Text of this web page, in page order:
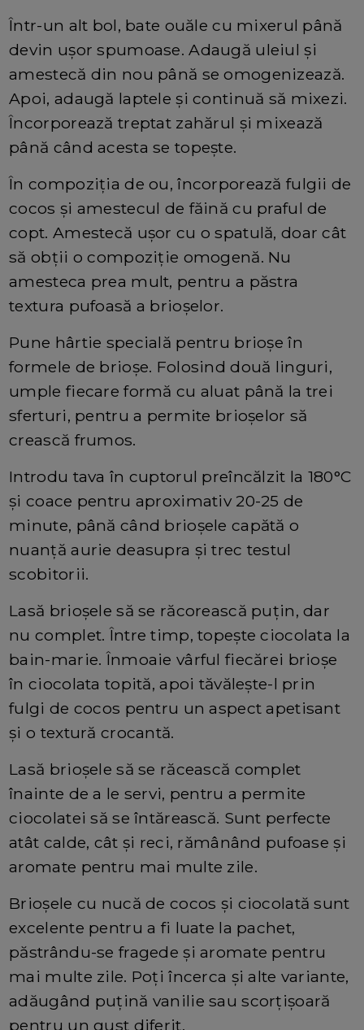
Într-un alt bol, bate ouăle cu mixerul până
devin ușor spumoase. Adaugă uleiul și
amestecă din nou până se omogenizează.
Apoi, adaugă laptele și continuă să mixezi.
Încorporează treptat zahărul și mixează
până când acesta se topește.
În compoziția de ou, încorporează fulgii de
cocos și amestecul de făină cu praful de
copt. Amestecă ușor cu o spatulă, doar cât
să obții o compoziție omogenă. Nu
amesteca prea mult, pentru a păstra
textura pufoasă a brioșelor.
Pune hârtie specială pentru brioșe în
formele de brioșe. Folosind două linguri,
umple fiecare formă cu aluat până la trei
sferturi, pentru a permite brioșelor să
crească frumos.
Introdu tava în cuptorul preîncălzit la 180°C
și coace pentru aproximativ 20-25 de
minute, până când brioșele capătă o
nuanță aurie deasupra și trec testul
scobitorii.
Lasă brioșele să se răcorească puțin, dar
nu complet. Între timp, topește ciocolata la
bain-marie. Înmoaie vârful fiecărei brioșe
în ciocolata topită, apoi tăvălește-l prin
fulgi de cocos pentru un aspect apetisant
și o textură crocantă.
Lasă brioșele să se răcească complet
înainte de a le servi, pentru a permite
ciocolatei să se întărească. Sunt perfecte
atât calde, cât și reci, rămânând pufoase și
aromate pentru mai multe zile.
Brioșele cu nucă de cocos și ciocolată sunt
excelente pentru a fi luate la pachet,
păstrându-se fragede și aromate pentru
mai multe zile. Poți încerca și alte variante,
adăugând puțină vanilie sau scorțișoară
pentru un gust diferit.